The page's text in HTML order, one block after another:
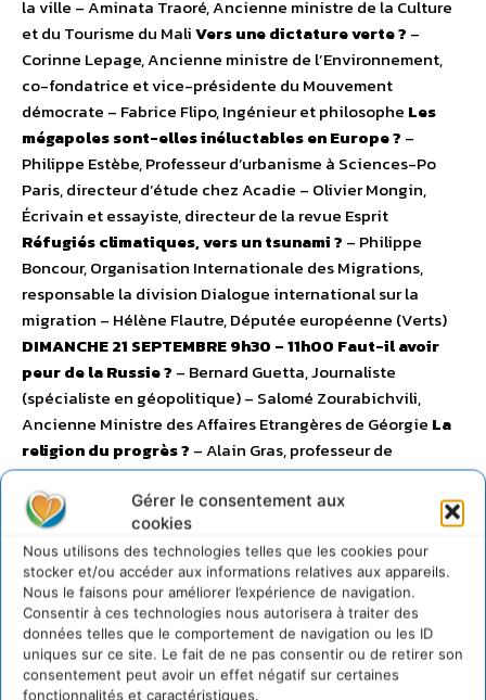
Gérer le consentement aux
cookies
Nous utilisons des technologies telles que les cookies pour
stocker et/ou accéder aux informations relatives aux appareils.
Nous le faisons pour améliorer l’expérience de navigation.
Consentir à ces technologies nous autorisera à traiter des
données telles que le comportement de navigation ou les ID
uniques sur ce site. Le fait de ne pas consentir ou de retirer son
consentement peut avoir un effet négatif sur certaines
fonctionnalités et caractéristiques.
la ville – Aminata Traoré, Ancienne ministre de la Culture
et du Tourisme du MaliVers une dictature verte ? –
Corinne Lepage, Ancienne ministre de l’Environnement,
co-fondatrice et vice-présidente du Mouvement
démocrate – Fabrice Flipo, Ingénieur et philosophe Les
mégapoles sont-elles inéluctables en Europe ? –
Philippe Estèbe, Professeur d’urbanisme à Sciences-Po
Paris, directeur d’étude chez Acadie – Olivier Mongin,
Écrivain et essayiste, directeur de la revue Esprit
Réfugiés climatiques, vers un tsunami ? – Philippe
Boncour, Organisation Internationale des Migrations,
responsable la division Dialogue international sur la
migration – Hélène Flautre, Députée européenne (Verts)
DIMANCHE 21 SEPTEMBRE9h30 – 11h00 Faut-il avoir
peur de la Russie ? – Bernard Guetta, Journaliste
(spécialiste en géopolitique) – Salomé Zourabichvili,
Ancienne Ministre des Affaires Etrangères de Géorgie La
religion du progrès ? – Alain Gras, professeur de
sociologie et d’anthropologie à l’Université de Paris 1, il
publie régulièrement dans la revue la Décroissance –
Michel Taubman, Rédacteur en chef de la revue « le
Meilleur des mondes »11h30 – 13h00Nanotechnologies:
faut-il avoir peur du petit ?– Jean-Pierre Dupuy,
Professeur de philosophie et d’éthique à Stanford
(Californie) – Louis Laurent, Spécialiste des
nanotechnologies de l’Agence Nationale de la Recherche
La crise financière commence-t-elle ou finit-elle ?